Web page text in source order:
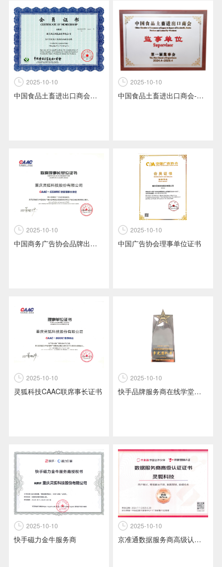
2025-10-10
中国食品土畜进出口商会会员
2025-10-10
中国食品土畜进出口商会-第一届监事会-监事单位
2025-10-10
中国商务广告协会品牌出海生态工作委员会理事单位
2025-10-10
中国广告协会理事单位证书
2025-10-10
灵狐科技CAAC联席事长证书
2025-10-10
快手品牌服务商在线学堂培训-争先团队奖
2025-10-10
快手磁力金牛服务商
2025-10-10
京准通数据服务商高级认证证书